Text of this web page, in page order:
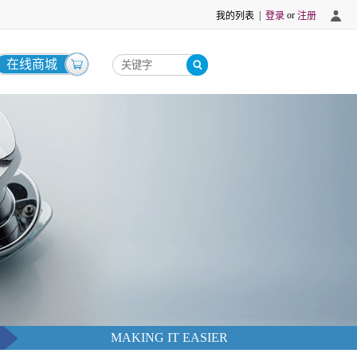
我的列表 | 登录 or 注册
在线商城
MAKING IT EASIER